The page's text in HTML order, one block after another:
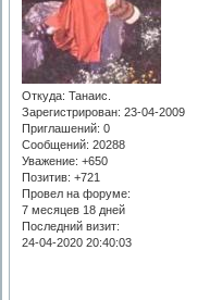
Откуда: Танаис.
Зарегистрирован: 23-04-2009
Приглашений: 0
Сообщений: 20288
Уважение: +650
Позитив: +721
Провел на форуме:
7 месяцев 18 дней
Последний визит:
24-04-2020 20:40:03